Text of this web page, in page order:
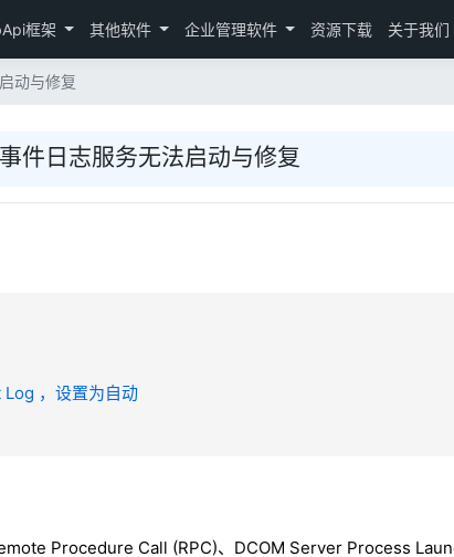
框架 其他软件 企业管理软件 资源下载 关于我们
动与修复
件日志服务无法启动与修复
，设置为自动
Procedure Call (RPC)、DCOM Server Process